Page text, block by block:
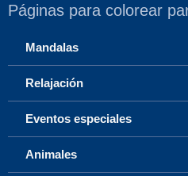
Páginas para colorear
Mandalas
Relajación
Eventos especiales
Animales